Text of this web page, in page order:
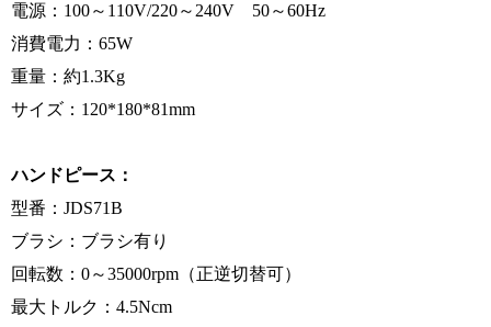
電源：100～110V/220～240V 50～60Hz
消費電力：65W
重量：約1.3Kg
サイズ：120*180*81mm
ハンドピース：
型番：JDS71B
ブラシ：ブラシ有り
回転数：0～35000rpm（正逆切替可）
最大トルク：4.5Ncm